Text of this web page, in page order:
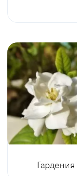
Гардения